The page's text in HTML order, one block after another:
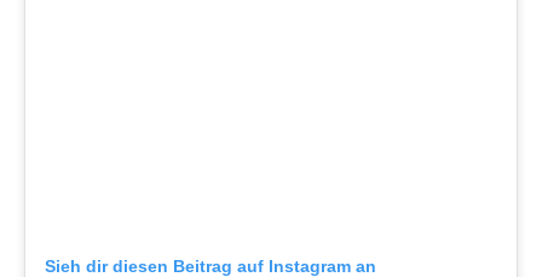
Sieh dir diesen Beitrag auf Instagram an